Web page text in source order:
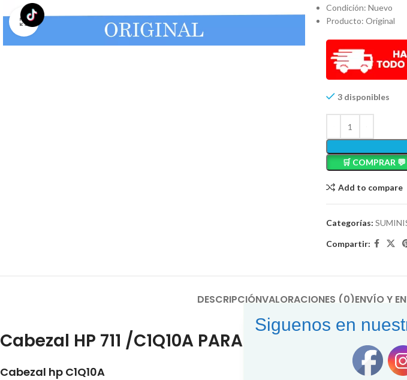
Haga Click para agrandar
Condición: Nuevo
Producto: Original
3 disponibles
🛒 COMPRAR
Add to compare
Categorías:
Compartir:
DESCRIPCIÓNVALORACIONES (0)ENVÍO Y
Cabezal HP 711 /C1Q10A PARA Designjet T120/
Cabezal hp C1Q10A
Siguenos en